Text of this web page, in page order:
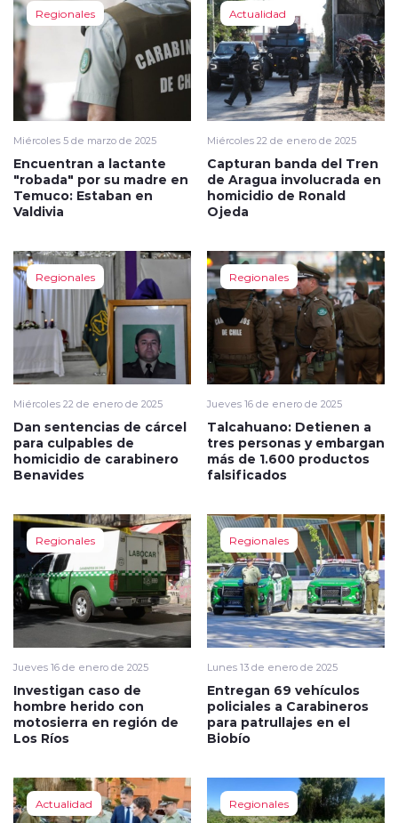
Regionales
Miércoles 5 de marzo de 2025
Encuentran a lactante
"robada" por su madre en
Temuco: Estaban en
Valdivia
Actualidad
Miércoles 22 de enero de 2025
Capturan banda del Tren
de Aragua involucrada en
homicidio de Ronald
Ojeda
Regionales
Miércoles 22 de enero de 2025
Dan sentencias de cárcel
para culpables de
homicidio de carabinero
Benavides
Regionales
Jueves 16 de enero de 2025
Talcahuano: Detienen a
tres personas y embargan
más de 1.600 productos
falsificados
Regionales
Jueves 16 de enero de 2025
Investigan caso de
hombre herido con
motosierra en región de
Los Ríos
Regionales
Lunes 13 de enero de 2025
Entregan 69 vehículos
policiales a Carabineros
para patrullajes en el
Biobío
Actualidad Regionales